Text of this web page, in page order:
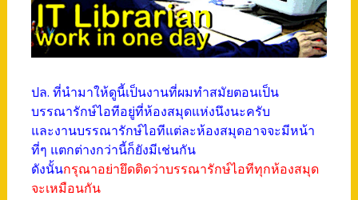
ปล. ที่นำมาให้ดูนี้เป็นงานที่ผมทำสมัยตอนเป็น
บรรณารักษ์ไอทีอยู่ที่ห้องสมุดแห่งนึงนะครับ
และงานบรรณารักษ์ไอทีแต่ละห้องสมุดอาจจะมีหน้า
ที่ๆ แตกต่างกว่านี้ก็ยังมีเช่นกัน
ดังนั้นกรุณาอย่ายึดติดว่าบรรณารักษ์ไอทีทุกห้องสมุด
จะเหมือนกัน